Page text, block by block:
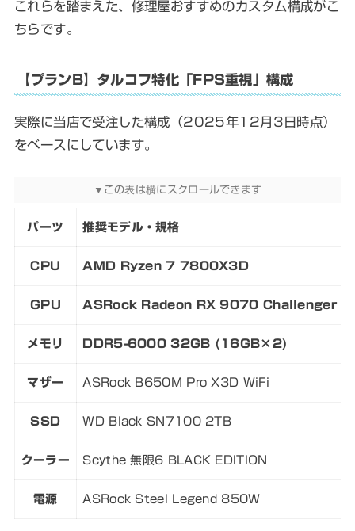
これらを踏まえた、修理屋おすすめのカスタム構成がこ
ちらです。
【プランB】タルコフ特化「FPS重視」構成
実際に当店で受注した構成（2025年12月3日時点）
をベースにしています。
パーツ 推奨モデル・規格
CPU AMD Ryzen 7 7800X3D
GPU ASRock Radeon RX 9070 Challenger
メモリ DDR5-6000 32GB (16GB×2)
マザー ASRock B650M Pro X3D WiFi
SSD WD Black SN7100 2TB
クーラー Scythe 無限6 BLACK EDITION
電源 ASRock Steel Legend 850W